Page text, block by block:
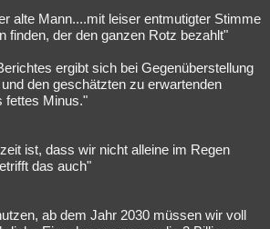
alte Mann....mit leiser entmutigter Stimme
finden, der den ganzen Rotz bezahlt"
ergibt sich bei Gegenüberstellung
den geschätzten zu erwartenden
fettes Minus."
ist, dass wir nicht alleine im Regen
das auch"
ab dem Jahr 2030 müssen wir voll